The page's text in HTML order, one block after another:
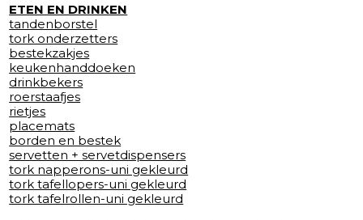
ETEN EN DRINKEN
tandenborstel
tork onderzetters
bestekzakjes
keukenhanddoeken
drinkbekers
roerstaafjes
rietjes
placemats
borden en bestek
servetten + servetdispensers
tork napperons-uni gekleurd
tork tafellopers-uni gekleurd
tork tafelrollen-uni gekleurd